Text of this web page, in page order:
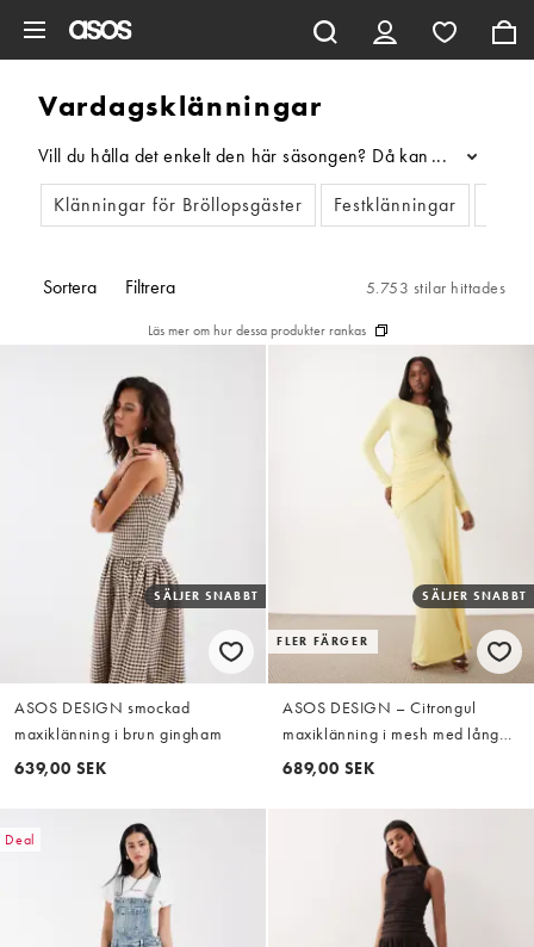
Vardagsklänningar
Vill du hålla det enkelt den här säsongen? Då kan du göra
...
Klänningar för Bröllopsgäster
Festklänningar
Sortera Filtrera 5.753 stilar hittades
Läs mer om hur dessa produkter rankas
SÄLJER SNABBT
ASOS DESIGN smockad
maxiklänning i brun gingham
639,00 SEK
FLER FÄRGER
SÄLJER SNABBT
ASOS DESIGN – Citrongul
maxiklänning i mesh med långa
ärmar
689,00 SEK
Deal